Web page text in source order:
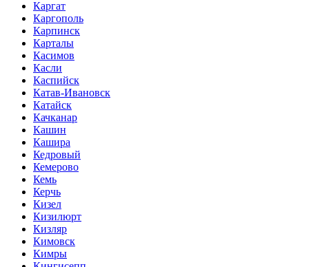
Каргат
Каргополь
Карпинск
Карталы
Касимов
Касли
Каспийск
Катав-Ивановск
Катайск
Качканар
Кашин
Кашира
Кедровый
Кемерово
Кемь
Керчь
Кизел
Кизилюрт
Кизляр
Кимовск
Кимры